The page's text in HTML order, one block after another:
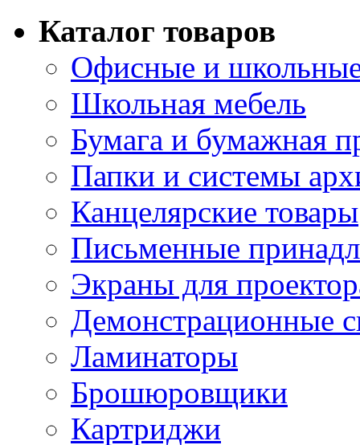
Каталог товаров
Офисные и
Школьная мебель
Бумага и бумажная
Папки и системы
Канцелярские товары
Письменные
Экраны для
Демонстрационные
Ламинаторы
Брошюровщики
Картриджи